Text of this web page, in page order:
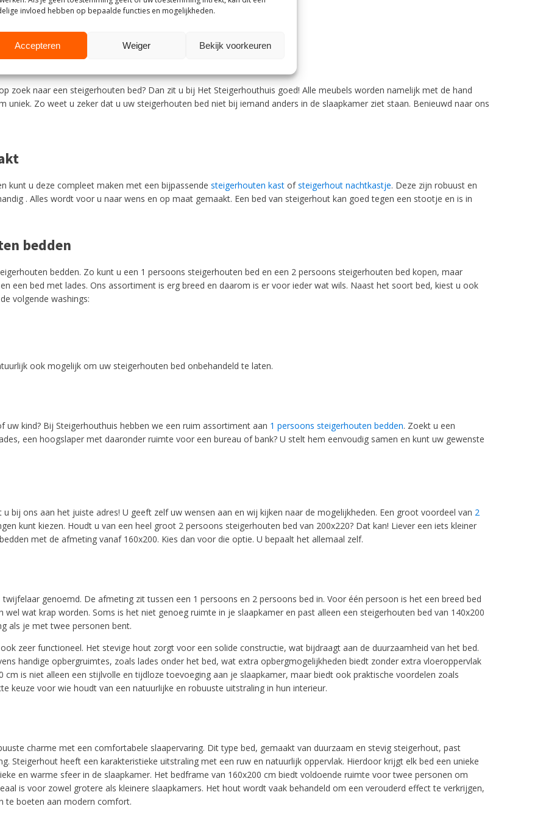
invloed hebben op bepaalde functies en mogelijkheden.
Accepteren Weiger Bekijk voorkeuren
1 2 3 →
zoek naar een steigerhouten bed? Dan zit u bij Het Steigerhouthuis goed! Alle meubels worden namelijk met de hand
uniek. Zo weet u zeker dat u uw steigerhouten bed niet bij iemand anders in de slaapkamer ziet staan. Benieuwd naar ons
kunt u deze compleet maken met een bijpassende steigerhouten kast ofsteigerhout nachtkastje. Deze zijn robuust en
. Alles wordt voor u naar wens en op maat gemaakt. Een bed van steigerhout kan goed tegen een stootje en is in
bedden
bedden. Zo kunt u een 1 persoons steigerhouten bed en een 2 persoons steigerhouten bed kopen, maar
een bed met lades. Ons assortiment is erg breed en daarom is er voor ieder wat wils. Naast het soort bed, kiest u ook
volgende washings:
ook mogelijk om uw steigerhouten bed onbehandeld te laten.
kind? Bij Steigerhouthuis hebben we een ruim assortiment aan 1 persoons steigerhouten bedden. Zoekt u een
een hoogslaper met daaronder ruimte voor een bureau of bank? U stelt hem eenvoudig samen en kunt uw gewenste
bij ons aan het juiste adres! U geeft zelf uw wensen aan en wij kijken naar de mogelijkheden. Een groot voordeel van 2
kunt kiezen. Houdt u van een heel groot 2 persoons steigerhouten bed van 200x220? Dat kan! Liever een iets kleiner
met de afmeting vanaf 160x200. Kies dan voor die optie. U bepaalt het allemaal zelf.
genoemd. De afmeting zit tussen een 1 persoons en 2 persoons bed in. Voor één persoon is het een breed bed
wat krap worden. Soms is het niet genoeg ruimte in je slaapkamer en past alleen een steigerhouten bed van 140x200
als je met twee personen bent.
zeer functioneel. Het stevige hout zorgt voor een solide constructie, wat bijdraagt aan de duurzaamheid van het bed.
handige opbergruimtes, zoals lades onder het bed, wat extra opbergmogelijkheden biedt zonder extra vloeroppervlak
cm is niet alleen een stijlvolle en tijdloze toevoeging aan je slaapkamer, maar biedt ook praktische voordelen zoals
keuze voor wie houdt van een natuurlijke en robuuste uitstraling in hun interieur.
charme met een comfortabele slaapervaring. Dit type bed, gemaakt van duurzaam en stevig steigerhout, past
Steigerhout heeft een karakteristieke uitstraling met een ruw en natuurlijk oppervlak. Hierdoor krijgt elk bed een unieke
en warme sfeer in de slaapkamer. Het bedframe van 160x200 cm biedt voldoende ruimte voor twee personen om
is voor zowel grotere als kleinere slaapkamers. Het hout wordt vaak behandeld om een verouderd effect te verkrijgen,
te boeten aan modern comfort.